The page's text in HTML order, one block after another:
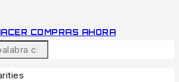
COMPRAS AHORA